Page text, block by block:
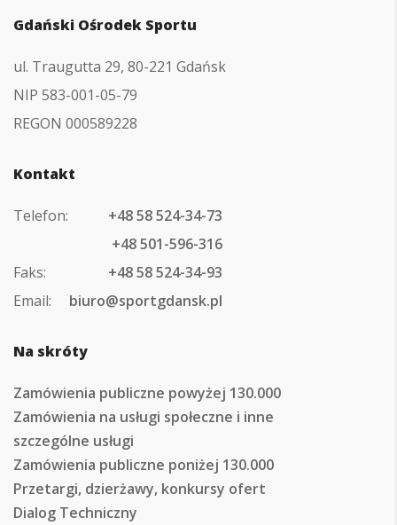
Gdański Ośrodek Sportu
ul. Traugutta 29, 80-221 Gdańsk
NIP 583-001-05-79
REGON 000589228
Kontakt
Telefon:
+48 58 524-34-73
+48 501-596-316
Faks:
+48 58 524-34-93
Email:
biuro@sportgdansk.pl
Na skróty
Zamówienia publiczne powyżej 130.000
Zamówienia na usługi społeczne i inne
szczególne usługi
Zamówienia publiczne poniżej 130.000
Przetargi, dzierżawy, konkursy ofert
Dialog Techniczny